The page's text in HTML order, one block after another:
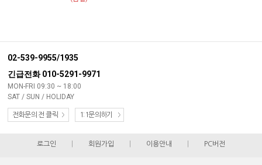
02-539-9955/1935
긴급전화 010-5291-9971
MON-FRI 09:30 ~ 18:00
SAT / SUN / HOLIDAY
전화문의 전 클릭 1:1문의하기
로그인 회원가입 이용안내 PC버전